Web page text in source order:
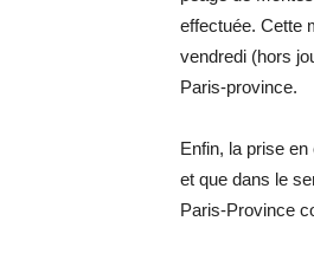
effectuée. Cette
vendredi (hors
Paris-province.
Enfin, la prise en
et que dans le
Paris-­Province